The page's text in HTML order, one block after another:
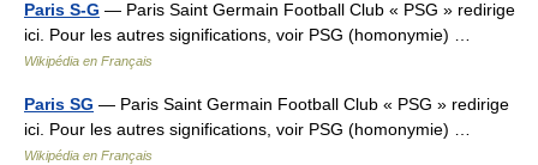
Paris S-G — Paris Saint Germain Football Club « PSG » redirige
ici. Pour les autres significations, voir PSG (homonymie) …
Wikipédia en Français
Paris SG — Paris Saint Germain Football Club « PSG » redirige
ici. Pour les autres significations, voir PSG (homonymie) …
Wikipédia en Français